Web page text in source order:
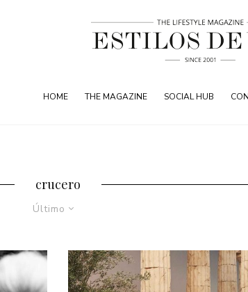
HOME THE MAGAZINE SOCIAL HUB
crucero
Último